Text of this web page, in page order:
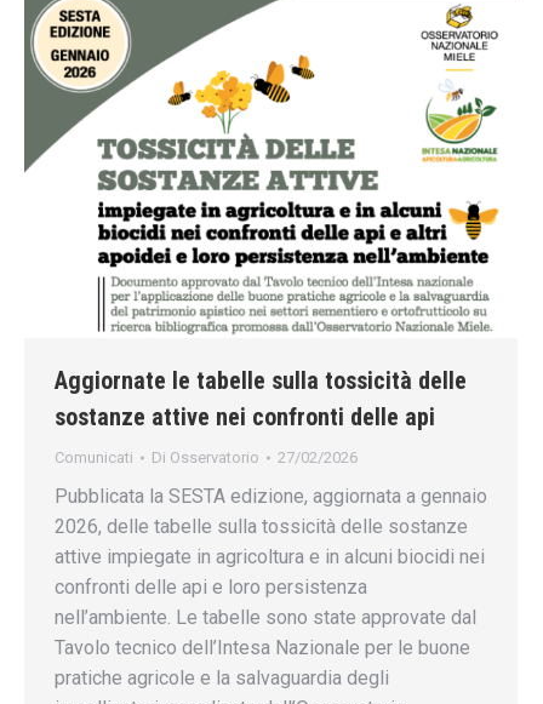
Aggiornate le tabelle sulla tossicità delle
sostanze attive nei confronti delle api
Comunicati Di Osservatorio 27/02/2026
Pubblicata la SESTA edizione, aggiornata a gennaio
2026, delle tabelle sulla tossicità delle sostanze
attive impiegate in agricoltura e in alcuni biocidi nei
confronti delle api e loro persistenza
nell’ambiente. Le tabelle sono state approvate dal
Tavolo tecnico dell’Intesa Nazionale per le buone
pratiche agricole e la salvaguardia degli